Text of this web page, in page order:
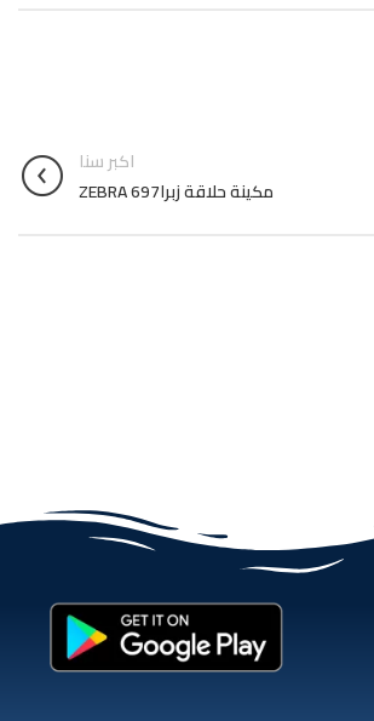
اكبر سنا
مكينة حلاقة زبرا697 ZEBRA